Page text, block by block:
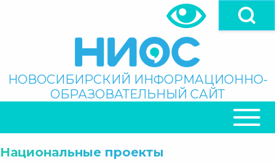
Поиск
НОВОСИБИРСКИЙ ИНФОРМАЦИОННО-
ОБРАЗОВАТЕЛЬНЫЙ САЙТ
НАВИГАЦИЯ
Национальные проекты